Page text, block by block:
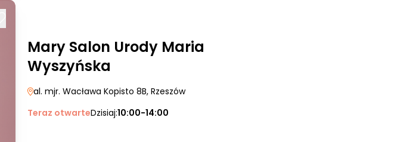
Mary Salon Urody Maria
Wyszyńska
al. mjr. Wacława Kopisto 8B, Rzeszów
Teraz otwarteDzisiaj:10:00-14:00